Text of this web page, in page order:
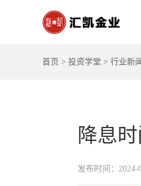
首页 > 投资学堂 > 行业新闻
降息
发布时间：2024-